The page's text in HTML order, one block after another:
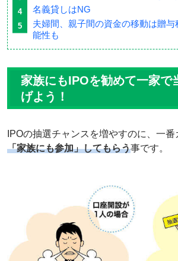
名義貸しはNG
夫婦間、親子間の資金の移動は贈
能性も
家族にもIPOを勧めて一家で
げよう！
IPOの抽選チャンスを増やすのに、一
「家族にも参加」してもらう事です。